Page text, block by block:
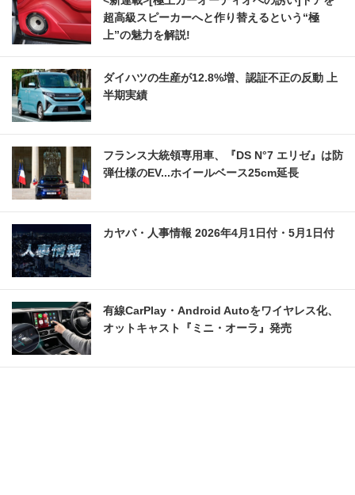
超高級スピーカーへと作り替えるという“極
上”の魅力を解説!
ダイハツの生産が12.8%増、認証不正の反動 上
半期実績
フランス大統領専用車、『DS N°7 エリゼ』は防
弾仕様のEV...ホイールベース25cm延長
カヤバ・人事情報 2026年4月1日付・5月1日付
有線CarPlay・Android Autoをワイヤレス化、
オットキャスト『ミニ・オーラ』発売